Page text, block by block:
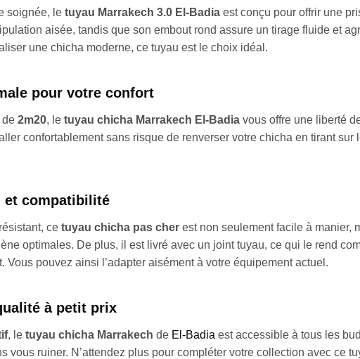
soignée, le tuyau Marrakech 3.0 El-Badia est conçu pour offrir une
aisée, tandis que son embout rond assure un tirage fluide et
une chicha moderne, ce tuyau est le choix idéal.
pour votre confort
de 2m20, le tuyau chicha Marrakech El-Badia vous offre une liberté
confortablement sans risque de renverser votre chicha en tirant sur
et compatibilité
ce tuyau chicha pas cher est non seulement facile à manier,
optimales. De plus, il est livré avec un joint tuyau, ce qui le rend
Vous pouvez ainsi l’adapter aisément à votre équipement actuel.
à petit prix
, le tuyau chicha Marrakech de El-Badia est accessible à tous les
vous ruiner. N’attendez plus pour compléter votre collection avec ce